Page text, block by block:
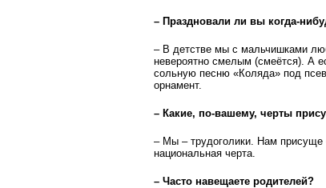
– Праздновали ли вы когда-
– В детстве мы с мальчишками
невероятно смелым (смеётся). А
сольную песню «Коляда» под
орнамент.
– Какие, по-вашему, черты
– Мы – трудоголики. Нам
национальная черта.
– Часто навещаете родителей?